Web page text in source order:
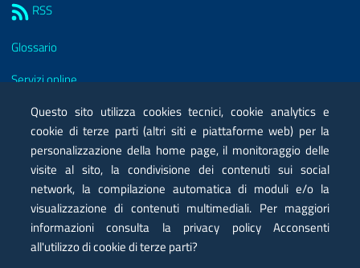
RSS
Glossario
Servizi online
Moduli
Posta elettronica certificata PEC
Privacy
Note legali
Contatti
Questo sito utilizza cookies tecnici, cookie analytics e
cookie di terze parti (altri siti e piattaforme web) per la
personalizzazione della home page, il monitoraggio delle
visite al sito, la condivisione dei contenuti sui social
network, la compilazione automatica di moduli e/o la
visualizzazione di contenuti multimediali. Per maggiori
informazioni consulta la privacy policy Acconsenti
all'utilizzo di cookie di terze parti?